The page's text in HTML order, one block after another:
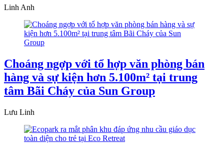
Linh Anh
Choáng ngợp với tổ hợp văn phòng bán
hàng và sự kiện hơn 5.100m² tại trung
tâm Bãi Cháy của Sun Group
Lưu Linh